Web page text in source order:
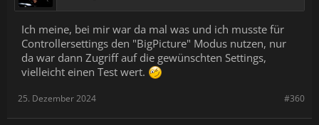
Ich meine, bei mir war da mal was und ich musste für
Controllersettings den "BigPicture" Modus nutzen, nur
da war dann Zugriff auf die gewünschten Settings,
vielleicht einen Test wert.
#360
25. Dezember 2024